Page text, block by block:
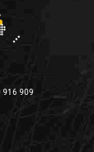
916 909